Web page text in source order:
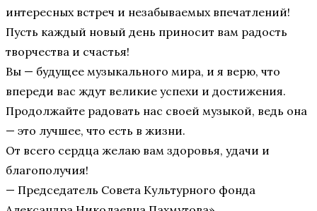
интересных встреч и незабываемых впечатлений!
Пусть каждый новый день приносит вам радость
творчества и счастья!
Вы — будущее музыкального мира, и я верю, что
впереди вас ждут великие успехи и достижения.
Продолжайте радовать нас своей музыкой, ведь она
— это лучшее, что есть в жизни.
От всего сердца желаю вам здоровья, удачи и
благополучия!
— Председатель Совета Культурного фонда